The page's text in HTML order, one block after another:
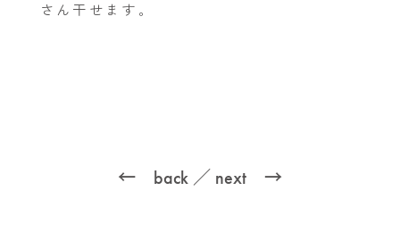
さん干せます。
← back ／ next →